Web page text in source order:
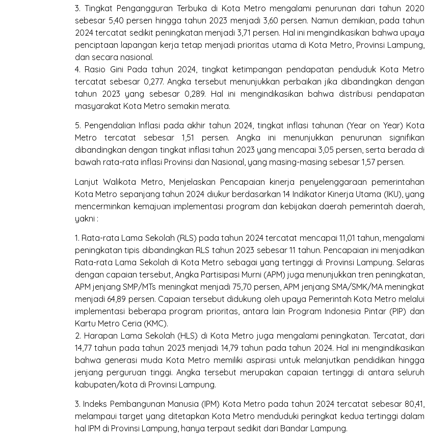
3. Tingkat Pengangguran Terbuka di Kota Metro mengalami penurunan dari tahun 2020
sebesar 5,40 persen hingga tahun 2023 menjadi 3,60 persen. Namun demikian, pada tahun
2024 tercatat sedikit peningkatan menjadi 3,71 persen. Hal ini mengindikasikan bahwa upaya
penciptaan lapangan kerja tetap menjadi prioritas utama di Kota Metro, Provinsi Lampung,
dan secara nasional.
4. Rasio Gini Pada tahun 2024, tingkat ketimpangan pendapatan penduduk Kota Metro
tercatat sebesar 0,277. Angka tersebut menunjukkan perbaikan jika dibandingkan dengan
tahun 2023 yang sebesar 0,289. Hal ini mengindikasikan bahwa distribusi pendapatan
masyarakat Kota Metro semakin merata.
5. Pengendalian Inflasi pada akhir tahun 2024, tingkat inflasi tahunan (Year on Year) Kota
Metro tercatat sebesar 1,51 persen. Angka ini menunjukkan penurunan signifikan
dibandingkan dengan tingkat inflasi tahun 2023 yang mencapai 3,05 persen, serta berada di
bawah rata-rata inflasi Provinsi dan Nasional, yang masing-masing sebesar 1,57 persen.
Lanjut Walikota Metro, Menjelaskan Pencapaian kinerja penyelenggaraan pemerintahan
Kota Metro sepanjang tahun 2024 diukur berdasarkan 14 Indikator Kinerja Utama (IKU), yang
mencerminkan kemajuan implementasi program dan kebijakan daerah pemerintah daerah,
yakni :
1. Rata-rata Lama Sekolah (RLS) pada tahun 2024 tercatat mencapai 11,01 tahun, mengalami
peningkatan tipis dibandingkan RLS tahun 2023 sebesar 11 tahun. Pencapaian ini menjadikan
Rata-rata Lama Sekolah di Kota Metro sebagai yang tertinggi di Provinsi Lampung. Selaras
dengan capaian tersebut, Angka Partisipasi Murni (APM) juga menunjukkan tren peningkatan,
APM jenjang SMP/MTs meningkat menjadi 75,70 persen, APM jenjang SMA/SMK/MA meningkat
menjadi 64,89 persen. Capaian tersebut didukung oleh upaya Pemerintah Kota Metro melalui
implementasi beberapa program prioritas, antara lain Program Indonesia Pintar (PIP) dan
Kartu Metro Ceria (KMC).
2. Harapan Lama Sekolah (HLS) di Kota Metro juga mengalami peningkatan. Tercatat, dari
14,77 tahun pada tahun 2023 menjadi 14,79 tahun pada tahun 2024. Hal ini mengindikasikan
bahwa generasi muda Kota Metro memiliki aspirasi untuk melanjutkan pendidikan hingga
jenjang perguruan tinggi. Angka tersebut merupakan capaian tertinggi di antara seluruh
kabupaten/kota di Provinsi Lampung.
3. Indeks Pembangunan Manusia (IPM) Kota Metro pada tahun 2024 tercatat sebesar 80,41,
melampaui target yang ditetapkan Kota Metro menduduki peringkat kedua tertinggi dalam
hal IPM di Provinsi Lampung, hanya terpaut sedikit dari Bandar Lampung.